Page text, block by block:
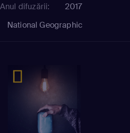
Anul difuzării:
2017
National Geographic